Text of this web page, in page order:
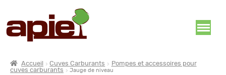
Accueil Cuves Carburants
Pompes et accessoires pour
cuves carburants
Jauge de niveau